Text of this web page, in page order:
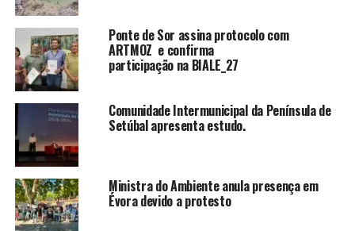
Ponte de Sor assina protocolo com
ARTMOZ e confirma
participação na BIALE_27
Comunidade Intermunicipal da Península de
Setúbal apresenta estudo.
Ministra do Ambiente anula presença em
Évora devido a protesto